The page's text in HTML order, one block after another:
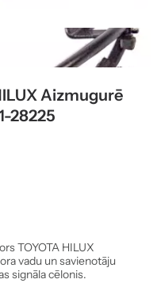
Aizmugurē
28225
TOYOTA HILUX
vadu un savienotāju
signāla cēlonis.